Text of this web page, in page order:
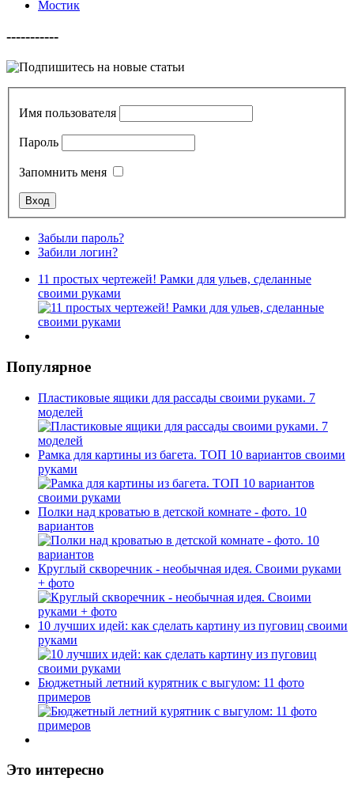
Мостик
-----------
Имя пользователя
Пароль
Запомнить меня
Забыли пароль?
Забили логин?
11 простых чертежей! Рамки для ульев, сделанные
своими руками
Популярное
Пластиковые ящики для рассады своими руками. 7
моделей
Рамка для картины из багета. ТОП 10 вариантов своими
руками
Полки над кроватью в детской комнате - фото. 10
вариантов
Круглый скворечник - необычная идея. Своими руками
+ фото
10 лучших идей: как сделать картину из пуговиц своими
руками
Бюджетный летний курятник с выгулом: 11 фото
примеров
Это интересно